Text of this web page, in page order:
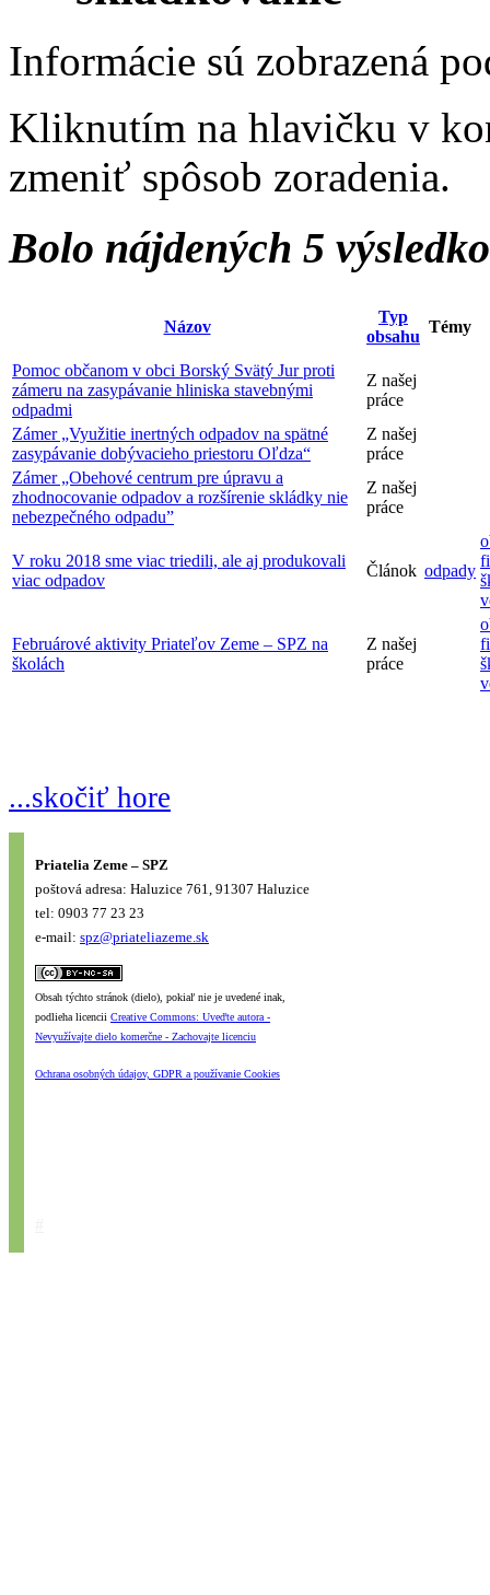
Informácie sú zobrazená
Kliknutím na hlavičku v
zmeniť spôsob zoradenia.
Bolo nájdených 5
Názov
Typ
obsahu
Témy
Pomoc občanom v obci Borský Svätý Jur proti
zámeru na zasypávanie hliniska stavebnými
odpadmi
Z našej
práce
Zámer „Využitie inertných odpadov na spätné
zasypávanie dobývacieho priestoru Oľdza“
Z našej
práce
Zámer „Obehové centrum pre úpravu a
zhodnocovanie odpadov a rozšírenie skládky nie
nebezpečného odpadu”
Z našej
práce
V roku 2018 sme viac triedili, ale aj produkovali
viac odpadov
Článok odpady
Februárové aktivity Priateľov Zeme – SPZ na
školách
Z našej
práce
...skočiť hore
Priatelia Zeme – SPZ
poštová adresa: Haluzice 761, 91307 Haluzice
tel: 0903 77 23 23
e-mail: spz@priateliazeme.sk
Obsah týchto stránok (dielo), pokiaľ nie je uvedené inak,
podlieha licencii Creative Commons: Uveďte autora -
Nevyužívajte dielo komerčne - Zachovajte licenciu
Ochrana osobných údajov, GDPR a používanie Cookies